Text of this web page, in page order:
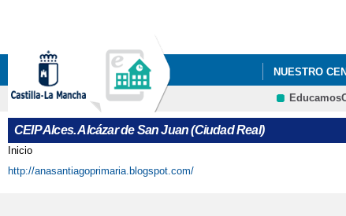
NUESTRO
PLANES Y
CEIP Alces. Alcázar de San Juan (Ciudad Real)
Se encuentra usted aquí
Inicio
http://anasantiagoprimaria.blogspot.com/